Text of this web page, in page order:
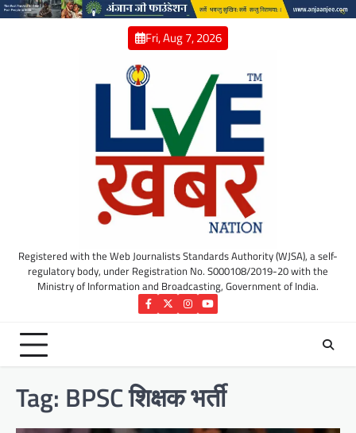
Skip
Fri, Aug 7, 2026
Registered with the Web Journalists Standards Authority (WJSA), a self-
regulatory body, under Registration No. S000108/2019-20 with the
Ministry of Information and Broadcasting, Government of India.
Facebook
TwitterInstagram
YouTube
Tag: BPSC शिक्षक भर्ती